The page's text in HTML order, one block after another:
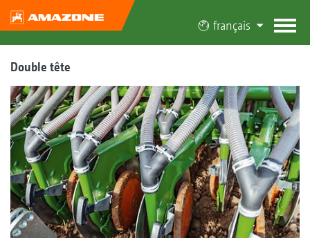
français
Double tête